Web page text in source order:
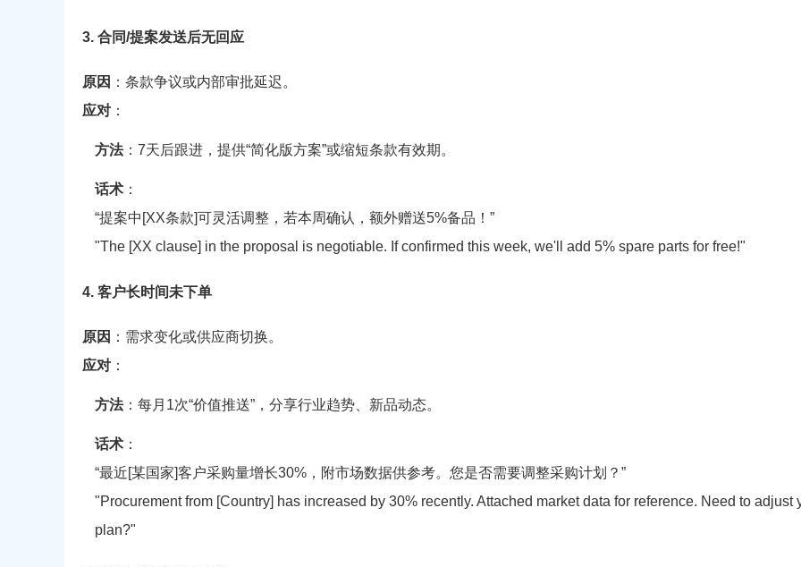
3. 合同/提案发送后无回应
原因 ：条款争议或内部审批延迟。
应对 ：
方法：7天后跟进，提供“简化版方案”或缩短条款有效期。
话术 ：
“提案中[XX条款]可灵活调整，若本周确认，额外赠送5%备品！”
"The [XX clause] in the proposal is negotiable. If confirmed this week, we'll add 5% spare parts for free!"
4. 客户长时间未下单
原因 ：需求变化或供应商切换。
应对 ：
方法：每月1次“价值推送”，分享行业趋势、新品动态。
话术 ：
“最近[某国家]客户采购量增长30%，附市场数据供参考。您是否需要调整采购计划？”
"Procurement from [Country] has increased by 30% recently. Attached market data for reference. Need to adjust
plan?"